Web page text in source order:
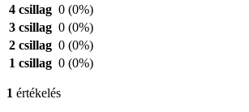
4 csillag 0 (0%)
3 csillag 0 (0%)
2 csillag 0 (0%)
1 csillag 0 (0%)
1 értékelés